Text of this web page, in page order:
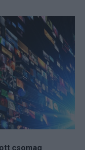
csomag